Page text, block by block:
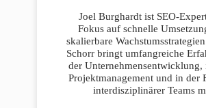
Joel Burghardt ist SEO-
Fokus auf schnelle
skalierbare
Schorr bringt umfangreiche
der
Projektmanagement und in der
interdisziplinärer Teams